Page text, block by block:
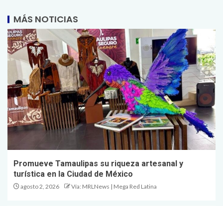
MÁS NOTICIAS
Promueve Tamaulipas su riqueza artesanal y
turística en la Ciudad de México
agosto 2, 2026 Vía: MRLNews | Mega Red Latina